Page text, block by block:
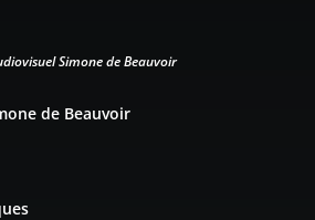
Simone de Beauvoir
de Beauvoir